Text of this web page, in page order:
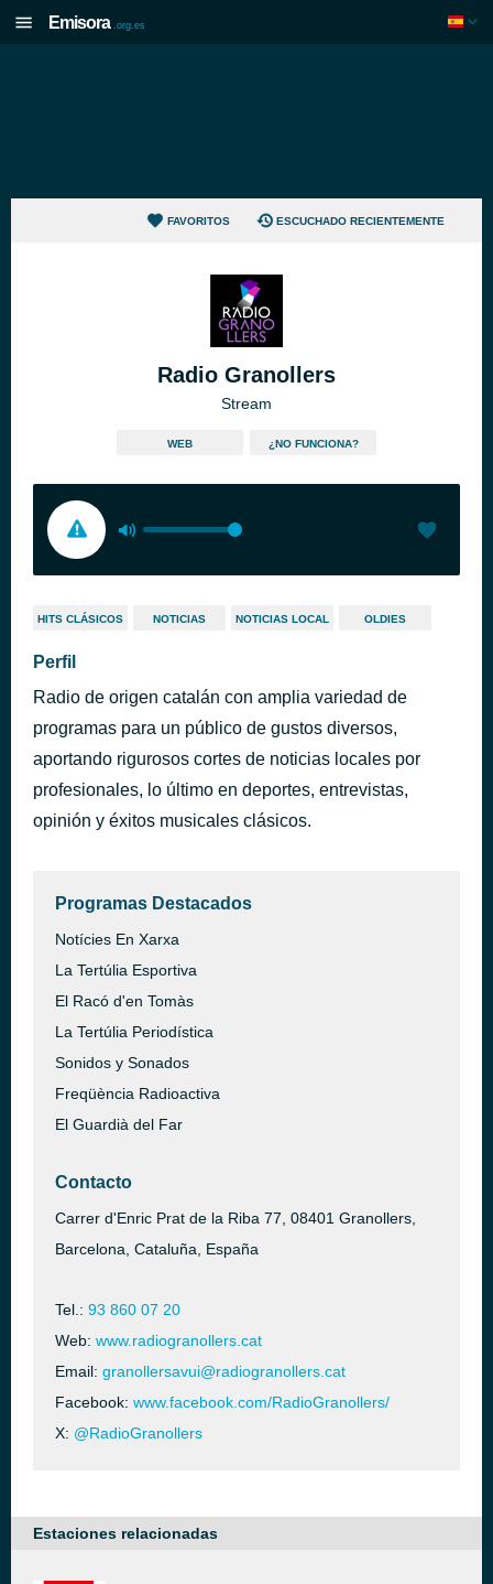
Emisora .org.es
FAVORITOS ESCUCHADO RECIENTEMENTE
Radio Granollers
Stream
WEB ¿NO FUNCIONA?
HITS CLÁSICOS NOTICIAS NOTICIAS LOCAL OLDIES
Perfil
Radio de origen catalán con amplia variedad de
programas para un público de gustos diversos,
aportando rigurosos cortes de noticias locales por
profesionales, lo último en deportes, entrevistas,
opinión y éxitos musicales clásicos.
Programas Destacados
Notícies En Xarxa
La Tertúlia Esportiva
El Racó d'en Tomàs
La Tertúlia Periodística
Sonidos y Sonados
Freqüència Radioactiva
El Guardià del Far
Contacto
Carrer d'Enric Prat de la Riba 77, 08401 Granollers,
Barcelona, Cataluña, España
Tel.: 93 860 07 20
Web: www.radiogranollers.cat
Email: granollersavui@radiogranollers.cat
Facebook: www.facebook.com/RadioGranollers/
X: @RadioGranollers
Estaciones relacionadas